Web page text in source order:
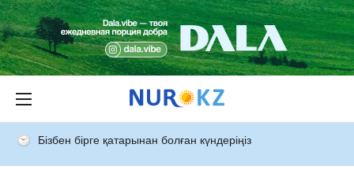
Бізбен бірге қатарынан болған күндеріңіз